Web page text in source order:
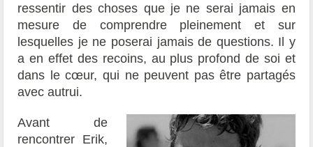
ressentir des choses que je ne serai jamais en
mesure de comprendre pleinement et sur
lesquelles je ne poserai jamais de questions. Il y
a en effet des recoins, au plus profond de soi et
dans le cœur, qui ne peuvent pas être partagés
avec autrui.
Avant de
rencontrer Erik,